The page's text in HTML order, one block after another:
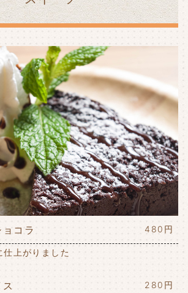
コラ 480円
上がりました
280円